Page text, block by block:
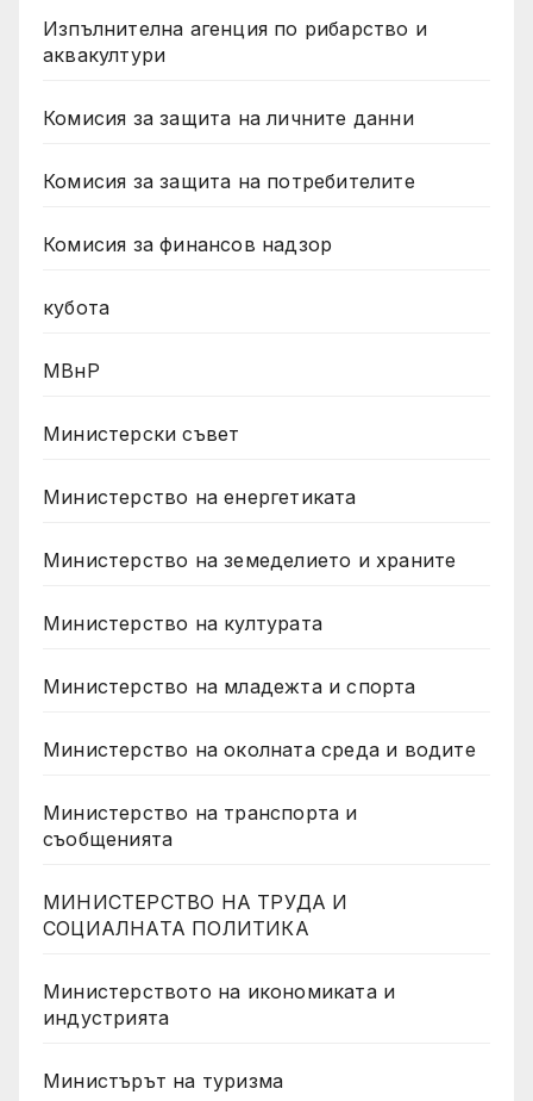
Изпълнителна агенция по рибарство и
аквакултури
Комисия за защита на личните данни
Комисия за защита на потребителите
Комисия за финансов надзор
кубота
МВнР
Министерски съвет
Министерство на енергетиката
Министерство на земеделието и храните
Министерство на културата
Министерство на младежта и спорта
Министерство на околната среда и водите
Министерство на транспорта и
съобщенията
МИНИСТЕРСТВО НА ТРУДА И
СОЦИАЛНАТА ПОЛИТИКА
Министерството на икономиката и
индустрията
Министърът на туризма